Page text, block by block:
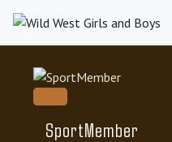
SportMember